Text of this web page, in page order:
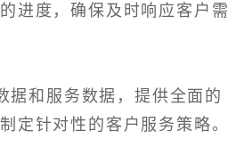
进度，确保及时响应客户需
据和服务数据，提供全面的
定针对性的客户服务策略。